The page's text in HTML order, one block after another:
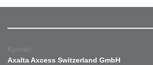
Kontakt
Axalta Axcess Switzerland GmbH